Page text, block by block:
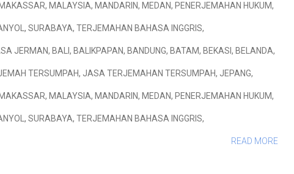
MAKASSAR, MALAYSIA, MANDARIN, MEDAN, PENERJEMAHAN HUKUM,
, SURABAYA, TERJEMAHAN BAHASA INGGRIS,
JERMAN, BALI , BALIKPAPAN, BANDUNG, BATAM, BEKASI , BELANDA,
TERSUMPAH, JASA TERJEMAHAN TERSUMPAH, JEPANG,
MAKASSAR, MALAYSIA, MANDARIN, MEDAN, PENERJEMAHAN HUKUM,
, SURABAYA, TERJEMAHAN BAHASA INGGRIS,
READ MORE